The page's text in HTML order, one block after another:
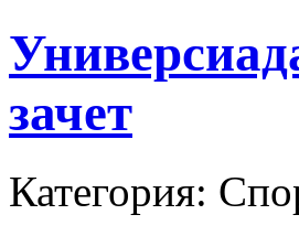
зачет
Категория: